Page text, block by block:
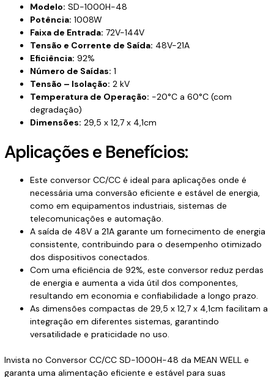
Modelo: SD-1000H-48
Potência: 1008W
Faixa de Entrada: 72V-144V
Tensão e Corrente de Saída: 48V-21A
Eficiência: 92%
Número de Saídas: 1
Tensão – Isolação: 2 kV
Temperatura de Operação: -20°C a 60°C (com
degradação)
Dimensões: 29,5 x 12,7 x 4,1cm
Aplicações e Benefícios:
Este conversor CC/CC é ideal para aplicações onde é
necessária uma conversão eficiente e estável de energia,
como em equipamentos industriais, sistemas de
telecomunicações e automação.
A saída de 48V a 21A garante um fornecimento de energia
consistente, contribuindo para o desempenho otimizado
dos dispositivos conectados.
Com uma eficiência de 92%, este conversor reduz perdas
de energia e aumenta a vida útil dos componentes,
resultando em economia e confiabilidade a longo prazo.
As dimensões compactas de 29,5 x 12,7 x 4,1cm facilitam a
integração em diferentes sistemas, garantindo
versatilidade e praticidade no uso.
Invista no Conversor CC/CC SD-1000H-48 da MEAN WELL e
garanta uma alimentação eficiente e estável para suas